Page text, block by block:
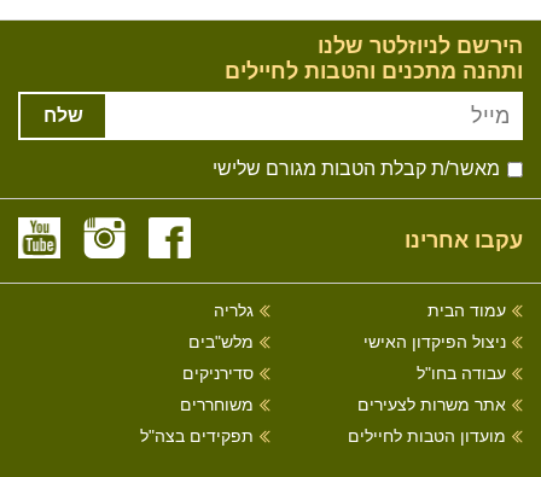
הירשם לניוזלטר שלנו
ותהנה מתכנים והטבות לחיילים
שלח
מאשר/ת קבלת הטבות מגורם שלישי
עקבו אחרינו
עמוד הבית
ניצול הפיקדון האישי
עבודה בחו"ל
אתר משרות לצעירים
מועדון הטבות לחיילים
גלריה
מלש"בים
סדירניקים
משוחררים
תפקידים בצה"ל